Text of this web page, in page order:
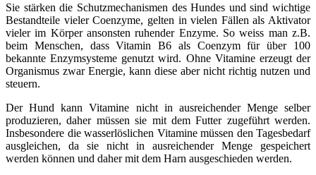
Sie stärken die Schutzmechanismen des Hundes und sind wichtige
Bestandteile vieler Coenzyme, gelten in vielen Fällen als Aktivator
vieler im Körper ansonsten ruhender Enzyme. So weiss man z.B.
beim Menschen, dass Vitamin B6 als Coenzym für über 100
bekannte Enzymsysteme genutzt wird. Ohne Vitamine erzeugt der
Organismus zwar Energie, kann diese aber nicht richtig nutzen und
steuern.
Der Hund kann Vitamine nicht in ausreichender Menge selber
produzieren, daher müssen sie mit dem Futter zugeführt werden.
Insbesondere die wasserlöslichen Vitamine müssen den Tagesbedarf
ausgleichen, da sie nicht in ausreichender Menge gespeichert
werden können und daher mit dem Harn ausgeschieden werden.